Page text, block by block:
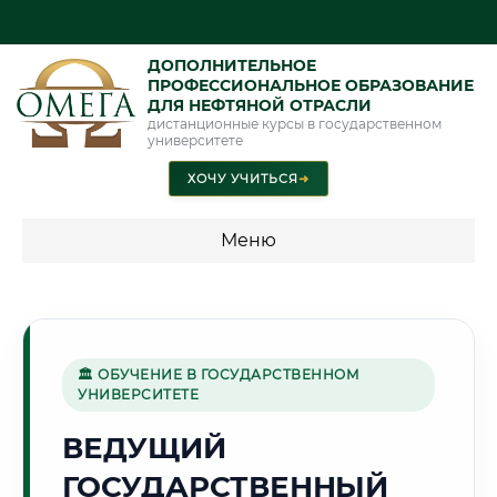
ДОПОЛНИТЕЛЬНОЕ
ПРОФЕССИОНАЛЬНОЕ ОБРАЗОВАНИЕ
ДЛЯ НЕФТЯНОЙ ОТРАСЛИ
дистанционные курсы в государственном
университете
ХОЧУ УЧИТЬСЯ➜
Меню
Г. КРАСНОДАР
🏛 ОБУЧЕНИЕ В ГОСУДАРСТВЕННОМ
УНИВЕРСИТЕТЕ
ВЕДУЩИЙ
ГОСУДАРСТВЕННЫЙ